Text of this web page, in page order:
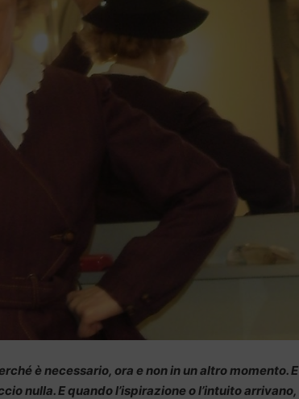
è necessario, ora e non in un altro momento. E
nulla. E quando l’ispirazione o l’intuito arrivano,